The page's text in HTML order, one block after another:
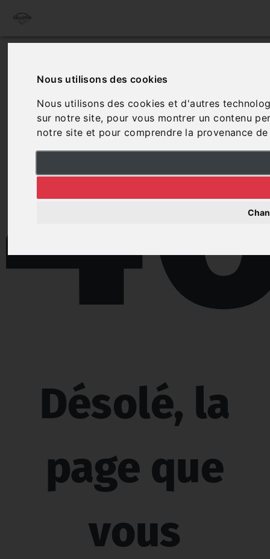
Nous utilisons des cookies
Nous utilisons des cookies et d'autres
sur notre site, pour vous montrer un contenu
notre site et pour comprendre la provenance
Désolé, la
page que
vous